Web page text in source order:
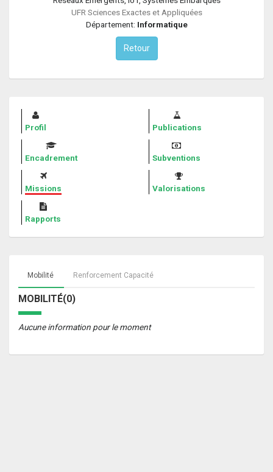
UFR Sciences Exactes et Appliquées
Département: Informatique
Retour
Profil Publications
Encadrement Subventions
Missions Valorisations
Rapports
Mobilité Renforcement Capacité
MOBILITÉ(0)
Aucune information pour le moment